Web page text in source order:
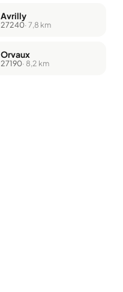
Avrilly
27240· 7,8 km
Orvaux
27190· 8,2 km